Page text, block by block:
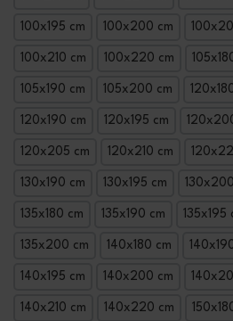
100x195 cm 100x200 cm
100x210 cm 100x220 cm
105x190 cm 105x200 cm
120x190 cm 120x195 cm
120x205 cm 120x210 cm
130x190 cm 130x195 cm
135x180 cm 135x190 cm 135x195
135x200 cm 140x180 cm
140x195 cm 140x200 cm
140x210 cm 140x220 cm